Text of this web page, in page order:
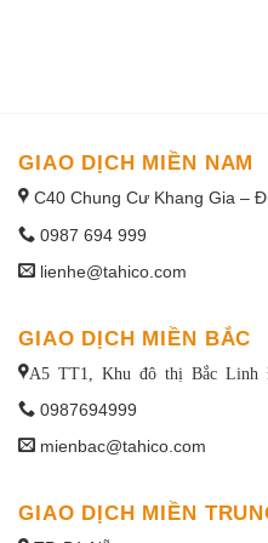
GIAO DỊCH MIỀN NAM
C40 Chung Cư Khang Gia –
0987 694 999
lienhe@tahico.com
GIAO DỊCH MIỀN BẮC
A5 TT1, Khu đô thị Bắc Linh
0987694999
mienbac@tahico.com
GIAO DỊCH MIỀN